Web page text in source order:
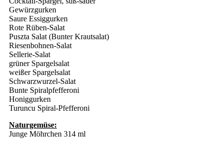
Gewürzgurken
Saure Essiggurken
Rote Rüben-Salat
Puszta Salat (Bunter Krautsalat)
Riesenbohnen-Salat
Sellerie-Salat
grüner Spargelsalat
weißer Spargelsalat
Schwarzwurzel-Salat
Bunte Spiralpfefferoni
Honiggurken
Turuncu Spiral-Pfefferoni
Naturgemüse:
Junge Möhrchen 314 ml